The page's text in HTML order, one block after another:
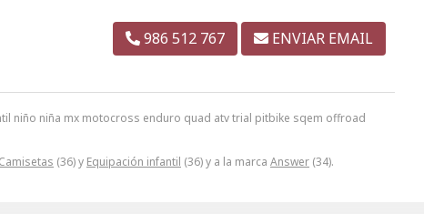
niño niña mx motocross enduro quad atv trial pitbike sqem offroad
Camisetas (36) y Equipación infantil (36) y a la marca Answer (34).
986 512 767 ENVIAR EMAIL